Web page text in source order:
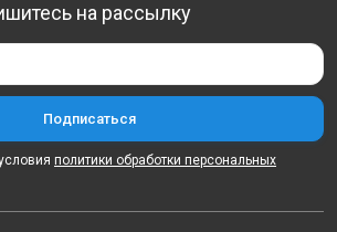
на рассылку
политики обработки персональных